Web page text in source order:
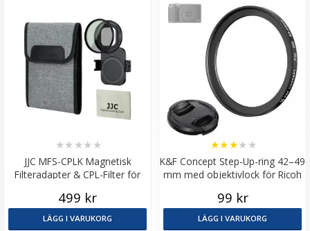
JJC MFS-CPLK Magnetisk
Filteradapter & CPL-Filter för
★★ ★★ ★
499 kr
LÄGG I VARUKORG
K&F Concept Step-Up-ring 42–49
mm med objektivlock för Ricoh
★★★★ ★
99 kr
LÄGG I VARUKORG